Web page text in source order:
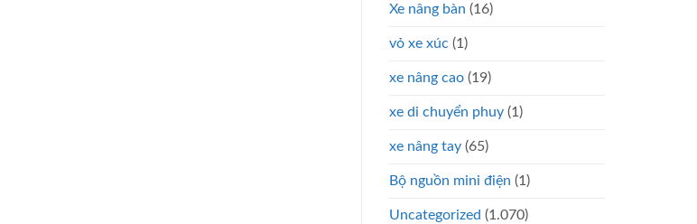
Xe nâng bàn (16)
vỏ xe xúc (1)
xe nâng cao (19)
xe di chuyển phuy (1)
xe nâng tay (65)
Bộ nguồn mini điện (1)
Uncategorized (1.070)